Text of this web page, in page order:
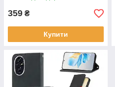
359 ₴
Купити